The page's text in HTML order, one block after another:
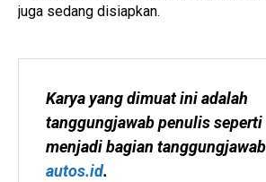
juga sedang disiapkan.
Karya yang dimuat ini adalah
tanggungjawab penulis
autos.id.